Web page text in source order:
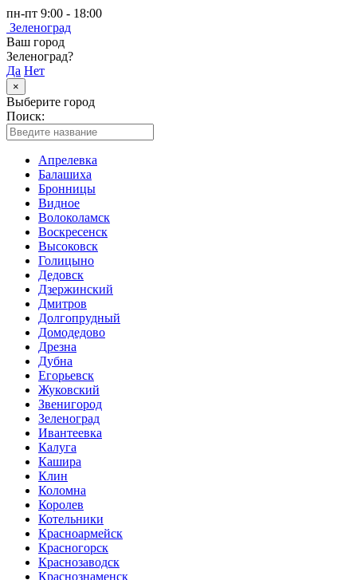
пн-пт 9:00 - 18:00
Зеленоград
Ваш город
Зеленоград?
Да Нет
×
Выберите город
Поиск:
Апрелевка
Балашиха
Бронницы
Видное
Волоколамск
Воскресенск
Высоковск
Голицыно
Дедовск
Дзержинский
Дмитров
Долгопрудный
Домодедово
Дрезна
Дубна
Егорьевск
Жуковский
Звенигород
Зеленоград
Ивантеевка
Калуга
Кашира
Клин
Коломна
Королев
Котельники
Красноармейск
Красногорск
Краснозаводск
Краснознаменск